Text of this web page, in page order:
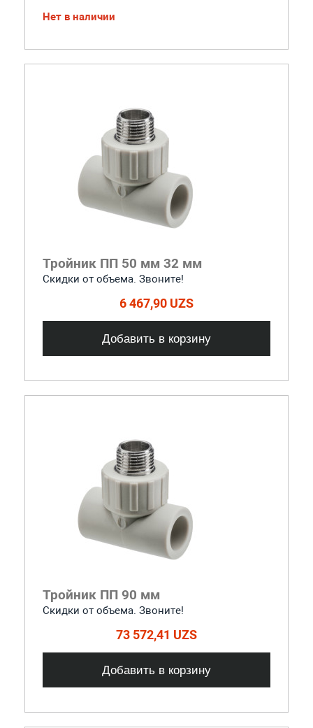
Нет в наличии
Тройник ПП 50 мм 32 мм
Скидки от объема. Звоните!
6 467,90 UZS
Добавить в корзину
Тройник ПП 90 мм
Скидки от объема. Звоните!
73 572,41 UZS
Добавить в корзину